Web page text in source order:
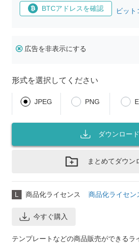
BTCアドレスを確認 ビット
広告を非表示にする
形式を選択してください
JPEG PNG
ダウンロード
まとめてダウン
L 商品化ライセンス 商品化ライセン
今すぐ購入
テンプレートなどの商品販売ができるラ